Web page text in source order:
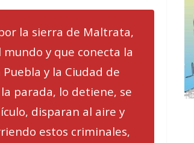
la sierra de Maltrata,
y que conecta la
y la Ciudad de
parada, lo detiene, se
disparan al aire y
estos criminales,